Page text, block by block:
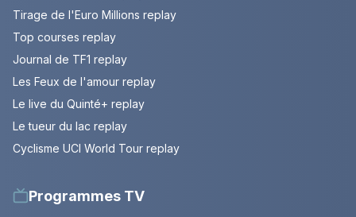
Tirage de l'Euro Millions replay
Top courses replay
Journal de TF1 replay
Les Feux de l'amour replay
Le live du Quinté+ replay
Le tueur du lac replay
Cyclisme UCI World Tour replay
Programmes TV